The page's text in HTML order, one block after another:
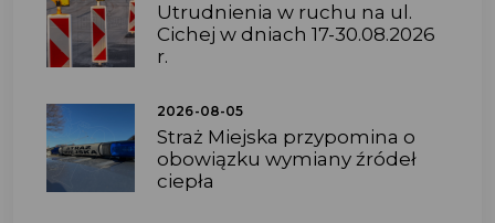
Utrudnienia w ruchu na ul.
Cichej w dniach 17-30.08.2026
r.
2026-08-05
Straż Miejska przypomina o
obowiązku wymiany źródeł
ciepła